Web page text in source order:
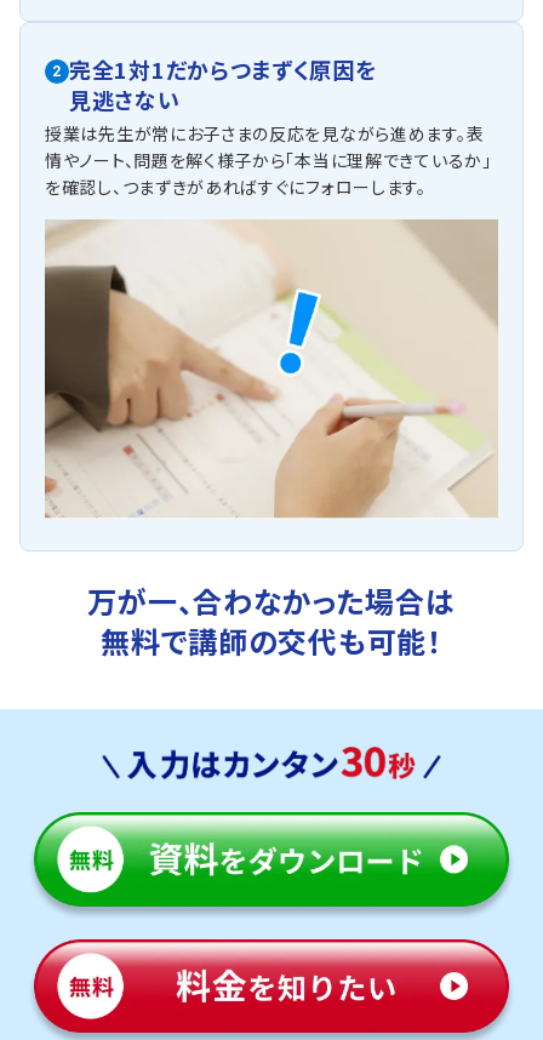
2 完全1対1だからつまずく原因を
見逃さない
授業は先生が常にお子さまの反応を見ながら進めます。表
情やノート、問題を解く様子から「本当に理解できているか」
を確認し、つまずきがあればすぐにフォローします。
万が一、合わなかった場合は
無料で講師の交代も可能！